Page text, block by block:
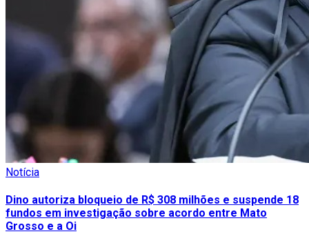
Notícia
Dino autoriza bloqueio de R$ 308 milhões e suspende 18
fundos em investigação sobre acordo entre Mato
Grosso e a Oi